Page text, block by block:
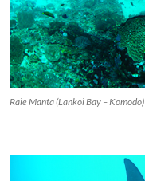
Raie Manta (Lankoi Bay – Komodo)